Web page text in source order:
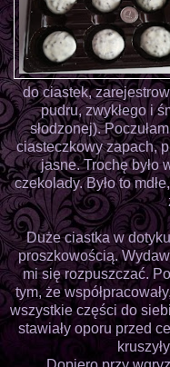
do ciastek,
pudru, zwykłego i
słodzonej).
ciasteczkowy zapach,
jasne. Trochę było
czekolady. Było to
Duże ciastka w
proszkowością.
mi się rozpuszczać.
tym, że
wszystkie części do
stawiały oporu przed